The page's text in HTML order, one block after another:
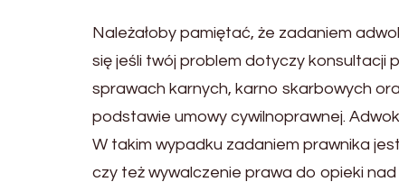
Należałoby pamiętać, że zadaniem
się jeśli twój problem dotyczy konsultacji
sprawach karnych, karno skarbowych
podstawie umowy cywilnoprawnej.
W takim wypadku zadaniem prawnika
czy też wywalczenie prawa do opieki